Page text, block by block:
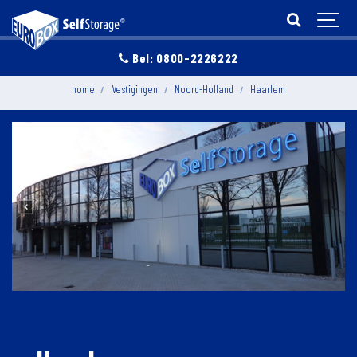
home Vestigingen Noord-Holland Haarlem
Bel: 0800-2226222